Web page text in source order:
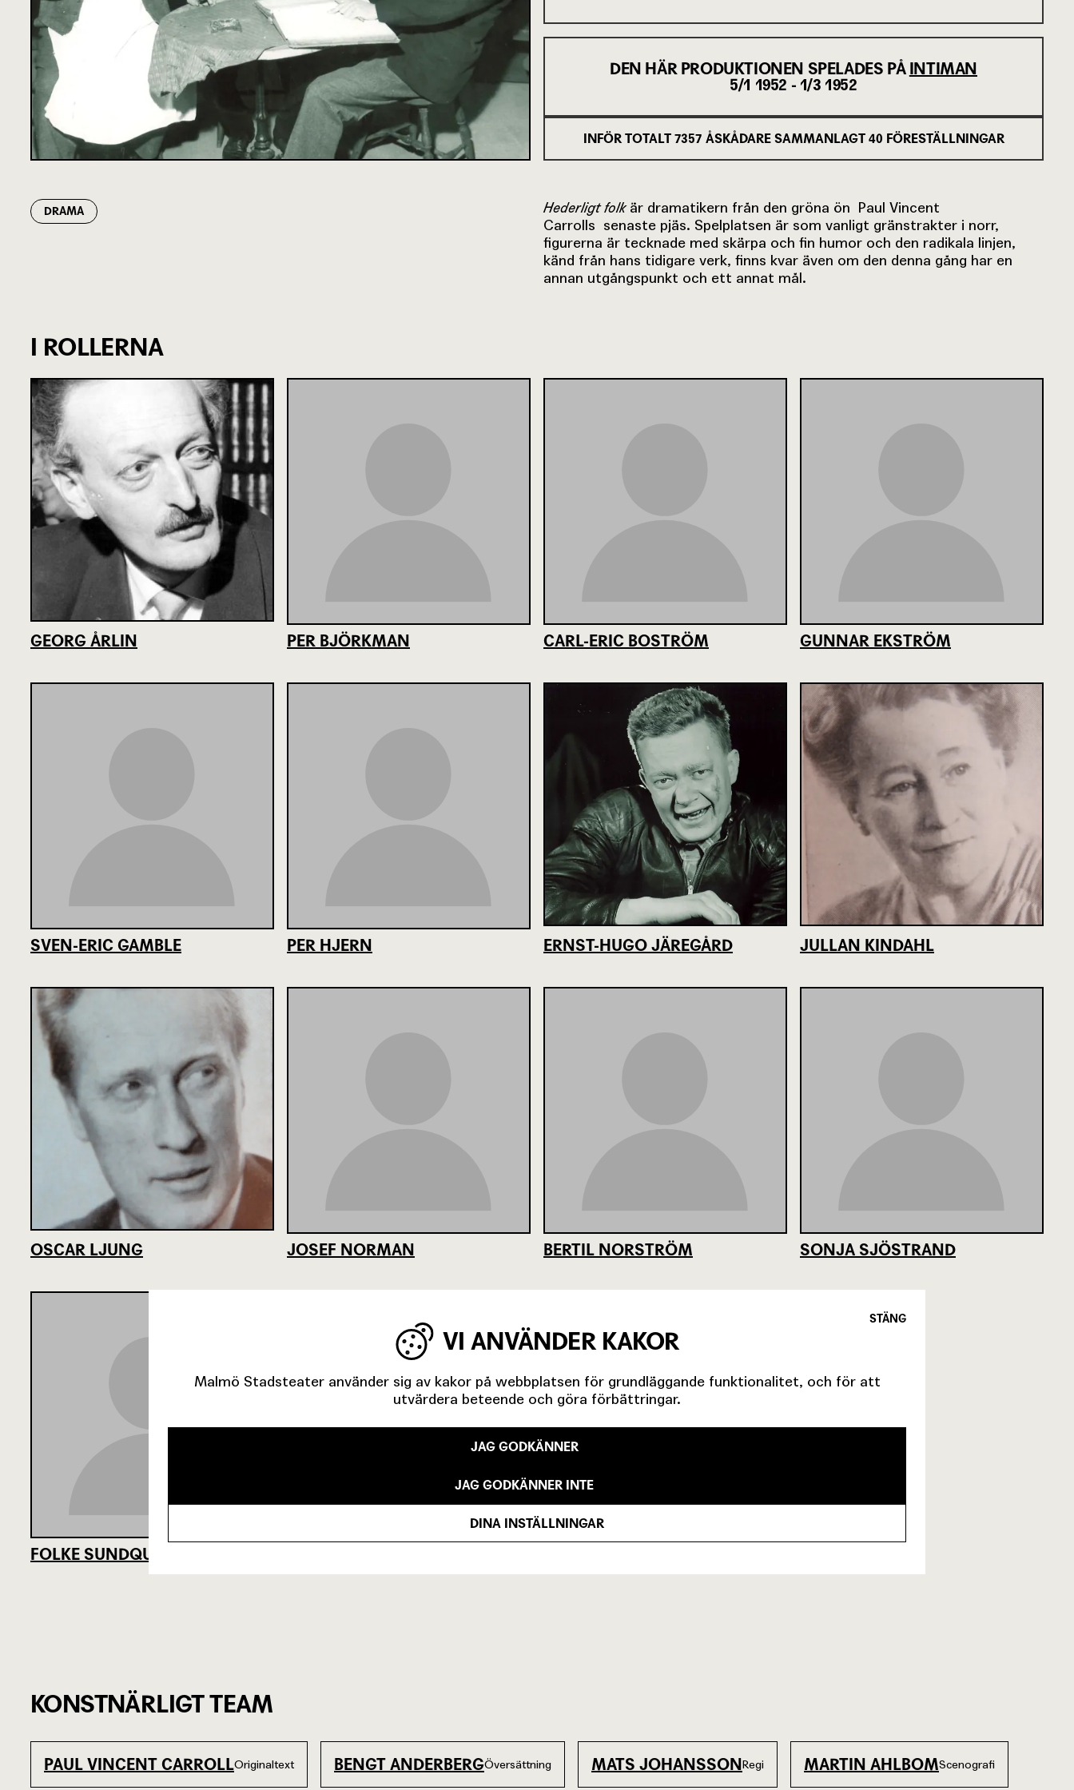
DEN HÄR PRODUKTIONEN SPELADES PÅ INTIMAN
5/1 1952 - 1/3 1952
INFÖR TOTALT 7357 ÅSKÅDARE SAMMANLAGT 40 FÖRESTÄLLNINGAR
DRAMA Hederligt folkär dramatikern från den gröna ön Paul Vincent
Carrolls senaste pjäs. Spelplatsen är som vanligt gränstrakter i norr,
figurerna är tecknade med skärpa och fin humor och den radikala linjen,
känd från hans tidigare verk, finns kvar även om den denna gång har en
annan utgångspunkt och ett annat mål.
I ROLLERNA
GEORG ÅRLIN PER BJÖRKMAN CARL-ERIC BOSTRÖM GUNNAR EKSTRÖM
SVEN-ERIC GAMBLE PER HJERN ERNST-HUGO JÄREGÅRD JULLAN KINDAHL
OSCAR LJUNG JOSEF NORMAN BERTIL NORSTRÖM SONJA SJÖSTRAND
FOLKE SUNDQUIST
KONSTNÄRLIGT TEAM
PAUL VINCENT CARROLLOriginaltext BENGT ANDERBERGÖversättning MATS JOHANSSONRegi MARTIN AHLBOMScenografi
STÄNG
VI ANVÄNDER KAKOR
Malmö Stadsteater använder sig av kakor på webbplatsen för grundläggande funktionalitet, och för att
utvärdera beteende och göra förbättringar.
JAG GODKÄNNER
JAG GODKÄNNER INTE
DINA INSTÄLLNINGAR